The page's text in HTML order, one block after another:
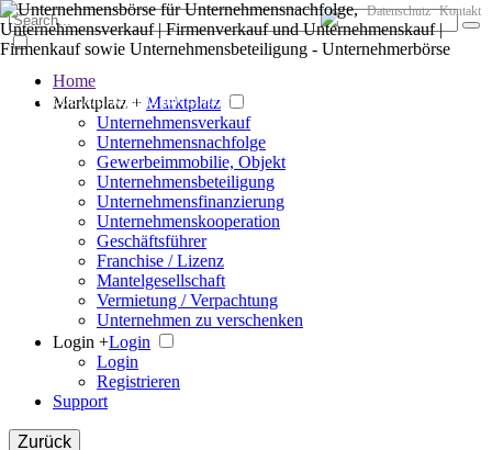
Der große Marktplatz für Unternehmen
Datenschutz Kontakt
Home
Marktplatz + Marktplatz
Unternehmensverkauf
Unternehmensnachfolge
Gewerbeimmobilie, Objekt
Unternehmensbeteiligung
Unternehmensfinanzierung
Unternehmenskooperation
Geschäftsführer
Franchise / Lizenz
Mantelgesellschaft
Vermietung / Verpachtung
Unternehmen zu verschenken
Login +Login
Login
Registrieren
Support
Zurück